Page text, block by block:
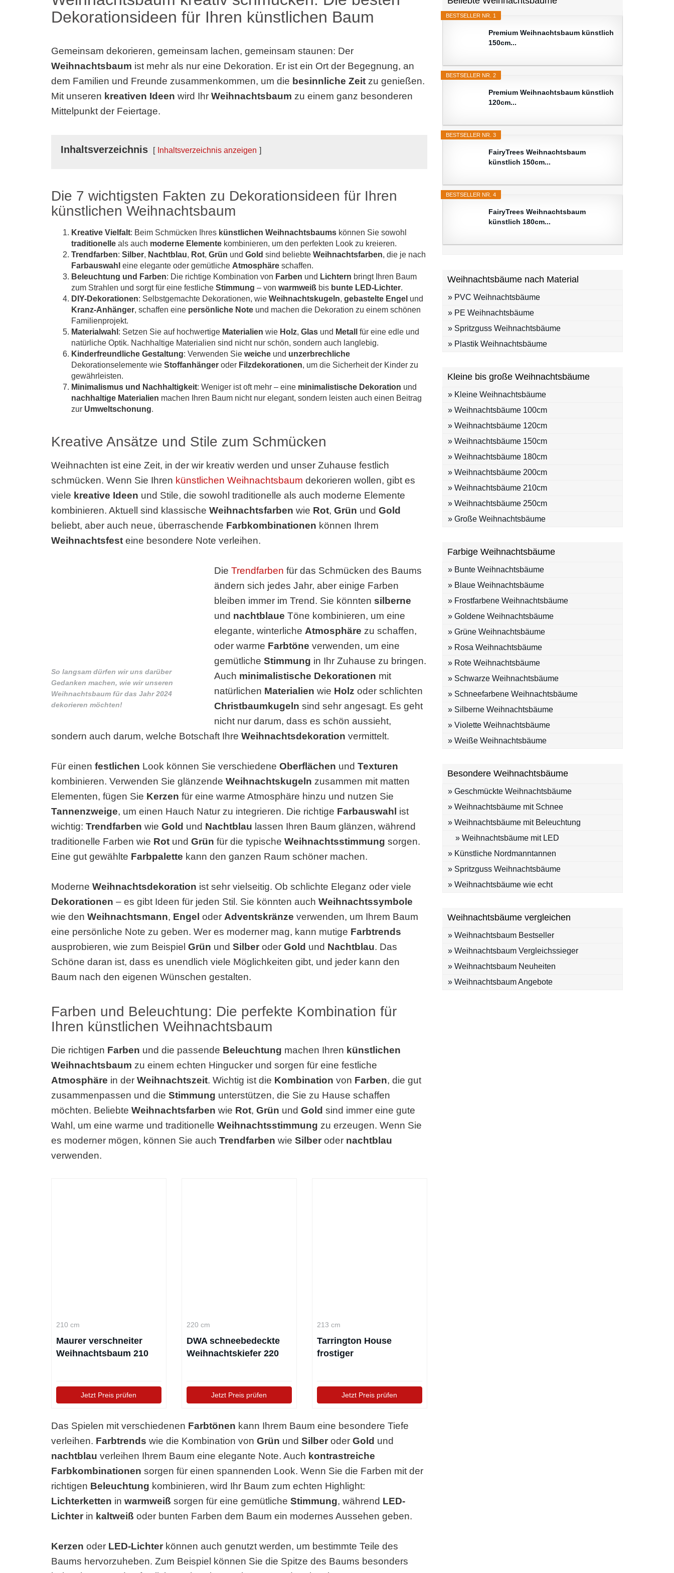
Dekorationsideen für Ihren künstlichen Baum
Gemeinsam dekorieren, gemeinsam lachen, gemeinsam staunen: Der
Weihnachtsbaum ist mehr als nur eine Dekoration. Er ist ein Ort der Begegnung, an
dem Familien und Freunde zusammenkommen, um die besinnliche Zeit zu genießen.
Mit unseren kreativen Ideen wird Ihr Weihnachtsbaum zu einem ganz besonderen
Mittelpunkt der Feiertage.
Inhaltsverzeichnis Inhaltsverzeichnis anzeigen
Die 7 wichtigsten Fakten zu Dekorationsideen für Ihren
künstlichen Weihnachtsbaum
Kreative Vielfalt: Beim Schmücken Ihres künstlichen Weihnachtsbaums können Sie sowohl
traditionelle als auch moderne Elemente kombinieren, um den perfekten Look zu kreieren.
Trendfarben: Silber, Nachtblau, Rot, Grün und Gold sind beliebte Weihnachtsfarben, die je nach
Farbauswahl eine elegante oder gemütliche Atmosphäre schaffen.
Beleuchtung und Farben: Die richtige Kombination von Farben und Lichtern bringt Ihren Baum
zum Strahlen und sorgt für eine festliche Stimmung – von warmweiß bis bunte LED-Lichter.
DIY-Dekorationen: Selbstgemachte Dekorationen, wie Weihnachtskugeln, gebastelte Engel und
Kranz-Anhänger, schaffen eine persönliche Note und machen die Dekoration zu einem schönen
Familienprojekt.
Materialwahl : Setzen Sie auf hochwertige Materialien wie Holz, Glas und Metall
für eine edle und
natürliche Optik. Nachhaltige Materialien sind nicht nur schön, sondern auch langlebig.
Kinderfreundliche Gestaltung: Verwenden Sie weiche und unzerbrechliche
Dekorationselemente wie Stoffanhänger oder Filzdekorationen, um die Sicherheit der Kinder zu
gewährleisten.
Minimalismus und Nachhaltigkeit: Weniger ist oft mehr – eine minimalistische Dekoration und
nachhaltige Materialien machen Ihren Baum nicht nur elegant, sondern leisten auch einen Beitrag
zur Umweltschonung.
Kreative Ansätze und Stile zum Schmücken
Weihnachten ist eine Zeit, in der wir kreativ werden und unser Zuhause festlich
schmücken. Wenn Sie Ihren künstlichen Weihnachtsbaum dekorieren wollen, gibt es
viele kreative Ideen und Stile, die sowohl traditionelle als auch moderne Elemente
kombinieren. Aktuell sind klassische Weihnachtsfarben wie Rot, Grün und Gold
beliebt, aber auch neue, überraschende Farbkombinationen können Ihrem
Weihnachtsfest eine besondere Note verleihen.
So langsam dürfen wir uns darüber
Gedanken machen, wie wir unseren
Weihnachtsbaum für das Jahr 2024
dekorieren möchten!
Die Trendfarben für das Schmücken des Baums
ändern sich jedes Jahr, aber einige Farben
bleiben immer im Trend. Sie könnten silberne
und nachtblaue Töne kombinieren, um eine
elegante, winterliche Atmosphäre zu schaffen,
oder warme Farbtöne verwenden, um eine
gemütliche Stimmung in Ihr Zuhause zu bringen.
Auch minimalistische Dekorationen mit
natürlichen Materialien wie Holz oder schlichten
Christbaumkugeln sind sehr angesagt. Es geht
nicht nur darum, dass es schön aussieht,
sondern auch darum, welche Botschaft Ihre Weihnachtsdekoration vermittelt.
Für einen festlichen Look können Sie verschiedene Oberflächen und Texturen
kombinieren. Verwenden Sie glänzende Weihnachtskugeln zusammen mit matten
Elementen, fügen Sie Kerzen für eine warme Atmosphäre hinzu und nutzen Sie
Tannenzweige, um einen Hauch Natur zu integrieren. Die richtige Farbauswahl ist
wichtig: Trendfarben wie Gold und Nachtblau lassen Ihren Baum glänzen, während
traditionelle Farben wie Rot und Grün für die typische Weihnachtsstimmung sorgen.
Eine gut gewählte Farbpalette kann den ganzen Raum schöner machen.
Moderne Weihnachtsdekoration ist sehr vielseitig. Ob schlichte Eleganz oder viele
Dekorationen – es gibt Ideen für jeden Stil. Sie könnten auch Weihnachtssymbole
wie den Weihnachtsmann, Engel oder Adventskränze verwenden, um Ihrem Baum
eine persönliche Note zu geben. Wer es moderner mag, kann mutige Farbtrends
ausprobieren, wie zum Beispiel Grün und Silber oder Gold und Nachtblau. Das
Schöne daran ist, dass es unendlich viele Möglichkeiten gibt, und jeder kann den
Baum nach den eigenen Wünschen gestalten.
Farben und Beleuchtung: Die perfekte Kombination für
Ihren künstlichen Weihnachtsbaum
Die richtigen Farben und die passende Beleuchtung machen Ihren künstlichen
Weihnachtsbaum zu einem echten Hingucker und sorgen für eine festliche
Atmosphäre in der Weihnachtszeit. Wichtig ist die Kombination von Farben, die gut
zusammenpassen und die Stimmung unterstützen, die Sie zu Hause schaffen
möchten. Beliebte Weihnachtsfarben wie Rot, Grün und Gold sind immer eine gute
Wahl, um eine warme und traditionelle Weihnachtsstimmung zu erzeugen. Wenn Sie
es moderner mögen, können Sie auch Trendfarben wie Silber oder nachtblau
verwenden.
210 cm
Maurer verschneiter
Weihnachtsbaum 210
Jetzt Preis prüfen
220 cm
DWA schneebedeckte
Weihnachtskiefer 220
Jetzt Preis prüfen
213 cm
Tarrington House
frostiger
Jetzt Preis prüfen
Das Spielen mit verschiedenen Farbtönen kann Ihrem Baum eine besondere Tiefe
verleihen. Farbtrends wie die Kombination von Grün und Silber oder Gold und
nachtblau verleihen Ihrem Baum eine elegante Note. Auch kontrastreiche
Farbkombinationen sorgen für einen spannenden Look. Wenn Sie die Farben mit der
richtigen Beleuchtung kombinieren, wird Ihr Baum zum echten Highlight:
Lichterketten in warmweiß sorgen für eine gemütliche Stimmung, während LED-
Lichter in kaltweiß oder bunten Farben dem Baum ein modernes Aussehen geben.
Kerzen oder LED-Lichter können auch genutzt werden, um bestimmte Teile des
Baums hervorzuheben. Zum Beispiel können Sie die Spitze des Baums besonders
BESTSELLER NR. 1
Premium Weihnachtsbaum künstlich
150cm...
BESTSELLER NR. 2
Premium Weihnachtsbaum künstlich
120cm...
BESTSELLER NR. 3
FairyTrees Weihnachtsbaum
künstlich 150cm...
BESTSELLER NR. 4
FairyTrees Weihnachtsbaum
künstlich 180cm...
Weihnachtsbäume nach Material
» PVC Weihnachtsbäume
» PE Weihnachtsbäume
» Spritzguss Weihnachtsbäume
» Plastik Weihnachtsbäume
Kleine bis große Weihnachtsbäume
» Kleine Weihnachtsbäume
» Weihnachtsbäume 100cm
» Weihnachtsbäume 120cm
» Weihnachtsbäume 150cm
» Weihnachtsbäume 180cm
» Weihnachtsbäume 200cm
» Weihnachtsbäume 210cm
» Weihnachtsbäume 250cm
» Große Weihnachtsbäume
Farbige Weihnachtsbäume
» Bunte Weihnachtsbäume
» Blaue Weihnachtsbäume
» Frostfarbene Weihnachtsbäume
» Goldene Weihnachtsbäume
» Grüne Weihnachtsbäume
» Rosa Weihnachtsbäume
» Rote Weihnachtsbäume
» Schwarze Weihnachtsbäume
» Schneefarbene Weihnachtsbäume
» Silberne Weihnachtsbäume
» Violette Weihnachtsbäume
» Weiße Weihnachtsbäume
Besondere Weihnachtsbäume
» Geschmückte Weihnachtsbäume
» Weihnachtsbäume mit Schnee
» Weihnachtsbäume mit Beleuchtung
» Weihnachtsbäume mit LED
» Künstliche Nordmanntannen
» Spritzguss Weihnachtsbäume
» Weihnachtsbäume wie echt
Weihnachtsbäume vergleichen
» Weihnachtsbaum Bestseller
» Weihnachtsbaum Vergleichssieger
» Weihnachtsbaum Neuheiten
» Weihnachtsbaum Angebote